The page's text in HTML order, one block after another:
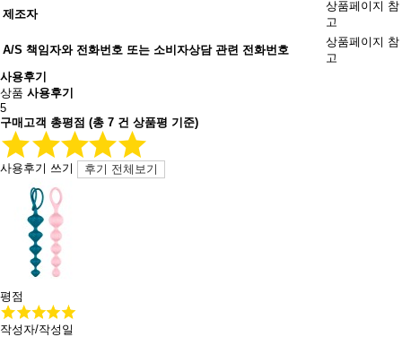
제조자
상품페이지 참
고
A/S 책임자와 전화번호 또는 소비자상담 관련 전화번호
상품페이지 참
고
사용후기
상품 사용후기
5
구매고객 총평점 (총 7 건 상품평 기준)
사용후기 쓰기 후기 전체보기
평점
작성자/작성일